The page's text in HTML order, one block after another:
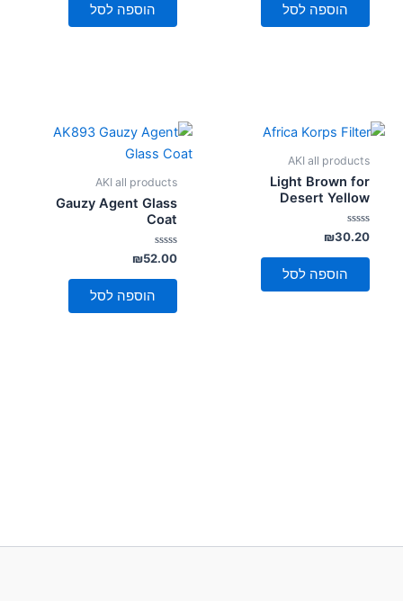
הוספה לסל הוספה לסל
AKI all products
Light Brown for
Desert Yellow
דורג
0
מתוך
₪30.20
הוספה לסל
AKI all products
Gauzy Agent Glass
Coat
דורג
0
מתוך
₪52.00
הוספה לסל